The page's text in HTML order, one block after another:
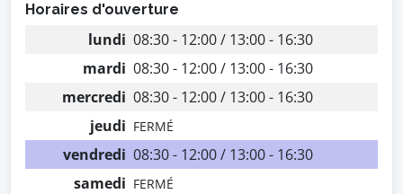
Horaires d'ouverture
lundi 08:30 - 12:00 / 13:00 - 16:30
mardi 08:30 - 12:00 / 13:00 - 16:30
mercredi 08:30 - 12:00 / 13:00 - 16:30
jeudi FERMÉ
vendredi 08:30 - 12:00 / 13:00 - 16:30
samedi FERMÉ